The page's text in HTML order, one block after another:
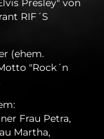
Presley" von
RIF´S
(ehem.
"Rock´n
Frau Petra,
Martha,